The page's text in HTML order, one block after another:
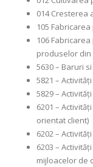
014 Cresterea
105
106
produselor din
5630 – Baruri
5821 –
5829 –
6201 –
orientat client)
6202 –
6203 –
mijloacelor de